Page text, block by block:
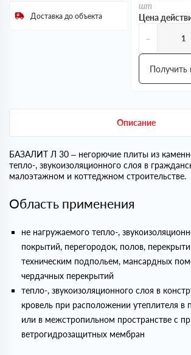
шт
Цена
-
Получить
Доставка до объекта
Описание
БАЗАЛИТ Л 30 – негорючие плиты из
тепло-, звукоизоляционного слоя в
малоэтажном и коттеджном строительстве.
Область применения
не нагружаемого тепло-,
покрытий, перегородок, полов,
техническим подпольем, мансардных
чердачных перекрытий
тепло-, звукоизоляционного слоя в
кровель при расположении утеплителя в
или в межстропильном пространстве с
ветрогидрозащитных мембран